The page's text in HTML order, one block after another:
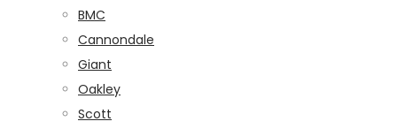
BMC
Cannondale
Giant
Oakley
Scott